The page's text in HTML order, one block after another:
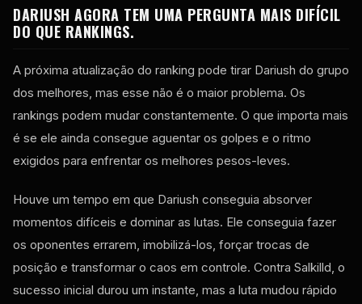
DARIUSH AGORA TEM UMA PERGUNTA MAIS DIFÍCIL
DO QUE RANKINGS.
A próxima atualização do ranking pode tirar Dariush do grupo
dos melhores, mas esse não é o maior problema. Os
rankings podem mudar constantemente. O que importa mais
é se ele ainda consegue aguentar os golpes e o ritmo
exigidos para enfrentar os melhores pesos-leves.
Houve um tempo em que Dariush conseguia absorver
momentos difíceis e dominar as lutas. Ele conseguia fazer
os oponentes errarem, imobilizá-los, forçar trocas de
posição e transformar o caos em controle. Contra Salkilld, o
sucesso inicial durou um instante, mas a luta mudou rápido